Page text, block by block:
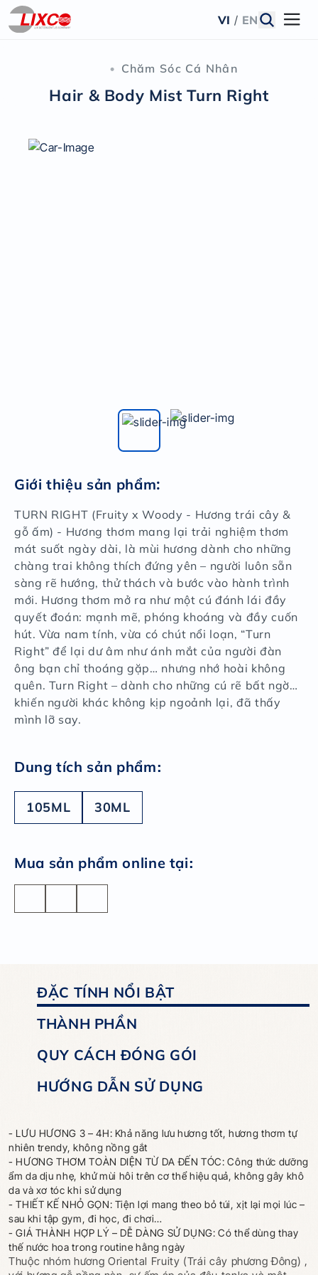
VI/ EN
• Chăm Sóc Cá Nhân
Hair & Body Mist Turn Right
Giới thiệu sản phẩm:
TURN RIGHT (Fruity x Woody - Hương trái cây &
gỗ ấm) - Hương thơm mang lại trải nghiệm thơm
mát suốt ngày dài, là mùi hương dành cho những
chàng trai không thích đứng yên – người luôn sẵn
sàng rẽ hướng, thử thách và bước vào hành trình
mới. Hương thơm mở ra như một cú đánh lái đầy
quyết đoán: mạnh mẽ, phóng khoáng và đầy cuốn
hút. Vừa nam tính, vừa có chút nổi loạn, “Turn
Right” để lại dư âm như ánh mắt của người đàn
ông bạn chỉ thoáng gặp… nhưng nhớ hoài không
quên. Turn Right – dành cho những cú rẽ bất ngờ…
khiến người khác không kịp ngoảnh lại, đã thấy
mình lỡ say.
Dung tích sản phẩm:
105ML 30ML
Mua sản phẩm online tại:
ĐẶC TÍNH NỔI BẬT
THÀNH PHẦN
QUY CÁCH ĐÓNG GÓI
HƯỚNG DẪN SỬ DỤNG
- LƯU HƯƠNG 3 – 4H: Khả năng lưu hương tốt, hương thơm tự
nhiên trendy, không nồng gắt
- HƯƠNG THƠM TOÀN DIỆN TỪ DA ĐẾN TÓC: Công thức dưỡng
ẩm da dịu nhẹ, khử mùi hôi trên cơ thể hiệu quả, không gây khô
da và xơ tóc khi sử dụng
- THIẾT KẾ NHỎ GỌN: Tiện lợi mang theo bỏ túi, xịt lại mọi lúc –
sau khi tập gym, đi học, đi chơi…
- GIÁ THÀNH HỢP LÝ – DỄ DÀNG SỬ DỤNG: Có thể dùng thay
thế nước hoa trong routine hằng ngày
Thuộc nhóm hương Oriental Fruity (Trái cây phương Đông) ,